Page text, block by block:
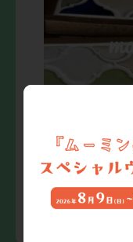
簡単な作業なので
けます♪